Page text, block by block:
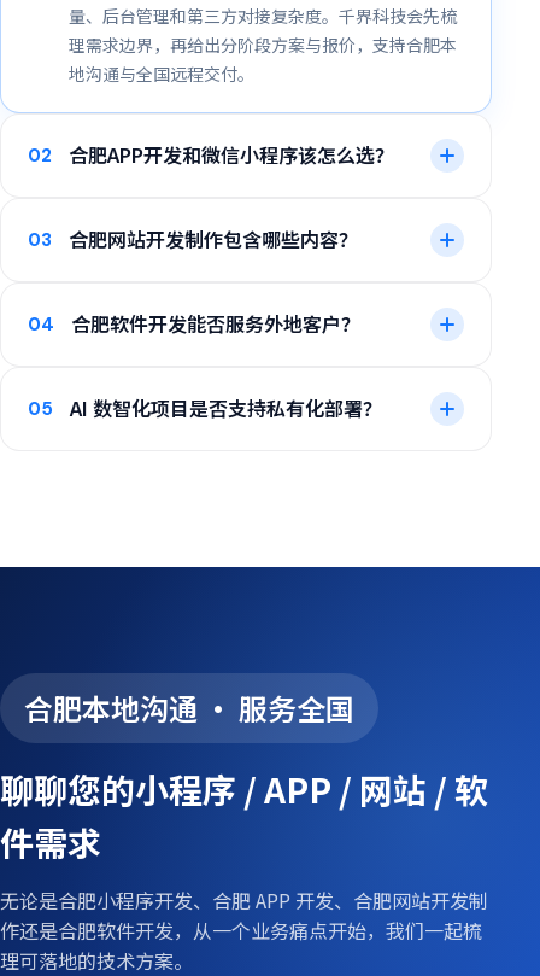
量、后台管理和第三方对接复杂度。千界科技会先梳
理需求边界，再给出分阶段方案与报价，支持合肥本
地沟通与全国远程交付。
02 合肥APP开发和微信小程序该怎么选？
03 合肥网站开发制作包含哪些内容？
04 合肥软件开发能否服务外地客户？
05 AI 数智化项目是否支持私有化部署？
合肥本地沟通 · 服务全国
聊聊您的小程序 / APP / 网站 / 软
件需求
无论是合肥小程序开发、合肥 APP 开发、合肥网站开发制
作还是合肥软件开发，从一个业务痛点开始，我们一起梳
理可落地的技术方案。